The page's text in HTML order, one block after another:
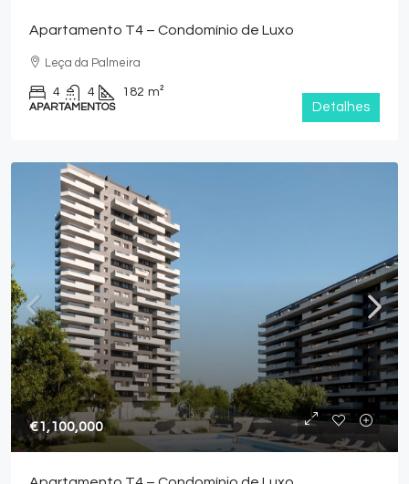
Apartamento T4 – Condomínio de Luxo
Leça da Palmeira
4 4 182 m²
APARTAMENTOS Detalhes
€1,100,000